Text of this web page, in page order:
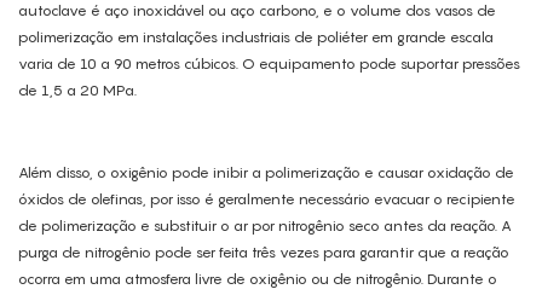
autoclave é aço inoxidável ou aço carbono, e o volume dos vasos de
polimerização em instalações industriais de poliéter em grande escala
varia de 10 a 90 metros cúbicos. O equipamento pode suportar pressões
de 1,5 a 20 MPa.
Além disso, o oxigênio pode inibir a polimerização e causar oxidação de
óxidos de olefinas, por isso é geralmente necessário evacuar o recipiente
de polimerização e substituir o ar por nitrogênio seco antes da reação. A
purga de nitrogênio pode ser feita três vezes para garantir que a reação
ocorra em uma atmosfera livre de oxigênio ou de nitrogênio. Durante o